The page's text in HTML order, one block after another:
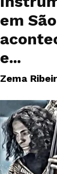
em
e...
Zema